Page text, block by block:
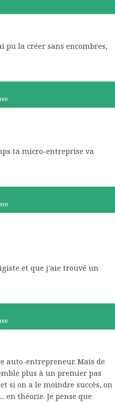
pu la créer sans encombres,
ta micro-entreprise va
et que j'aie trouvé un
auto-entrepreneur. Mais de
plus à un premier pas
si on a le moindre succès, on
théorie. Je pense que